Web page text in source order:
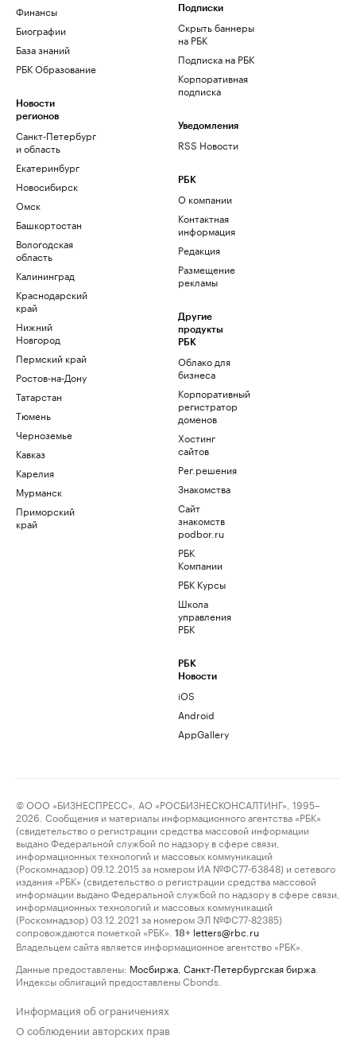
Финансы
Биографии
База знаний
РБК Образование
Новости
регионов
Санкт-Петербург
и область
Екатеринбург
Новосибирск
Омск
Башкортостан
Вологодская
область
Калининград
Краснодарский
край
Нижний
Новгород
Пермский край
Ростов-на-Дону
Татарстан
Тюмень
Черноземье
Кавказ
Карелия
Мурманск
Приморский
край
Подписки
Скрыть баннеры
на РБК
Подписка на РБК
Корпоративная
подписка
Уведомления
RSS Новости
РБК
О компании
Контактная
информация
Редакция
Размещение
рекламы
Другие
продукты
РБК
Облако для
бизнеса
Корпоративный
регистратор
доменов
Хостинг
сайтов
Рег.решения
Знакомства
Сайт
знакомств
podbor.ru
РБК
Компании
РБК Курсы
Школа
управления
РБК
РБК
Новости
iOS
Android
AppGallery
© ООО «БИЗНЕСПРЕСС», АО «РОСБИЗНЕСКОНСАЛТИНГ», 1995–
2026. Сообщения и материалы информационного агентства «РБК»
(свидетельство о регистрации средства массовой информации
выдано Федеральной службой по надзору в сфере связи,
информационных технологий и массовых коммуникаций
(Роскомнадзор) 09.12.2015 за номером ИА №ФС77-63848) и сетевого
издания «РБК» (свидетельство о регистрации средства массовой
информации выдано Федеральной службой по надзору в сфере связи,
информационных технологий и массовых коммуникаций
(Роскомнадзор) 03.12.2021 за номером ЭЛ №ФС77-82385)
сопровождаются пометкой «РБК».
18+ letters@rbc.ru
Владельцем сайта является информационное агентство «РБК».
Данные предоставлены: Мосбиржа Санкт-Петербургская биржа
Индексы облигаций предоставлены Cbonds.
Информация об ограничениях
О соблюдении авторских прав